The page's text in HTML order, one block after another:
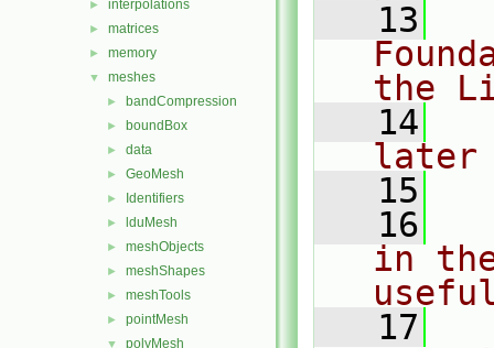
► interpolations
► matrices
► memory
▼ meshes
► bandCompression
► boundBox
► data
► GeoMesh
► Identifiers
► lduMesh
► meshObjects
► meshShapes
► meshTools
► pointMesh
▼ polyMesh
   13
the
   14
later
   15
   16
in
   17